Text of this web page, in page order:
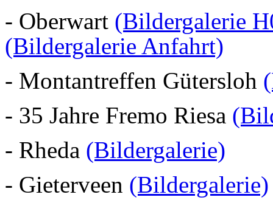
- Oberwart (Bildergalerie
(Bildergalerie Anfahrt)
- Montantreffen Gütersloh
- 35 Jahre Fremo Riesa
- Rheda (Bildergalerie)
- Gieterveen (Bildergalerie)